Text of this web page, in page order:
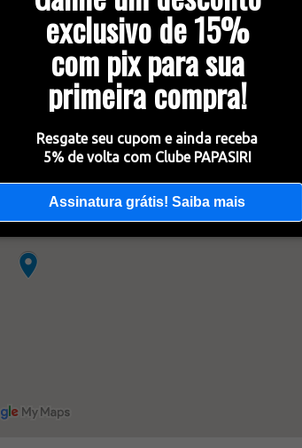
exclusivo de 15%
com pix para sua
primeira compra!
Resgate seu cupom e ainda receba
5% de volta com Clube PAPASIRI
Assinatura grátis! Saiba mais